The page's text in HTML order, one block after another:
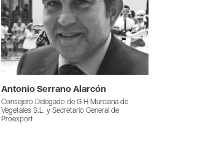
Antonio Serrano Alarcón
Consejero Delegado de G H Murciana de
Vegetales S.L. y Secretario General de
Proexport